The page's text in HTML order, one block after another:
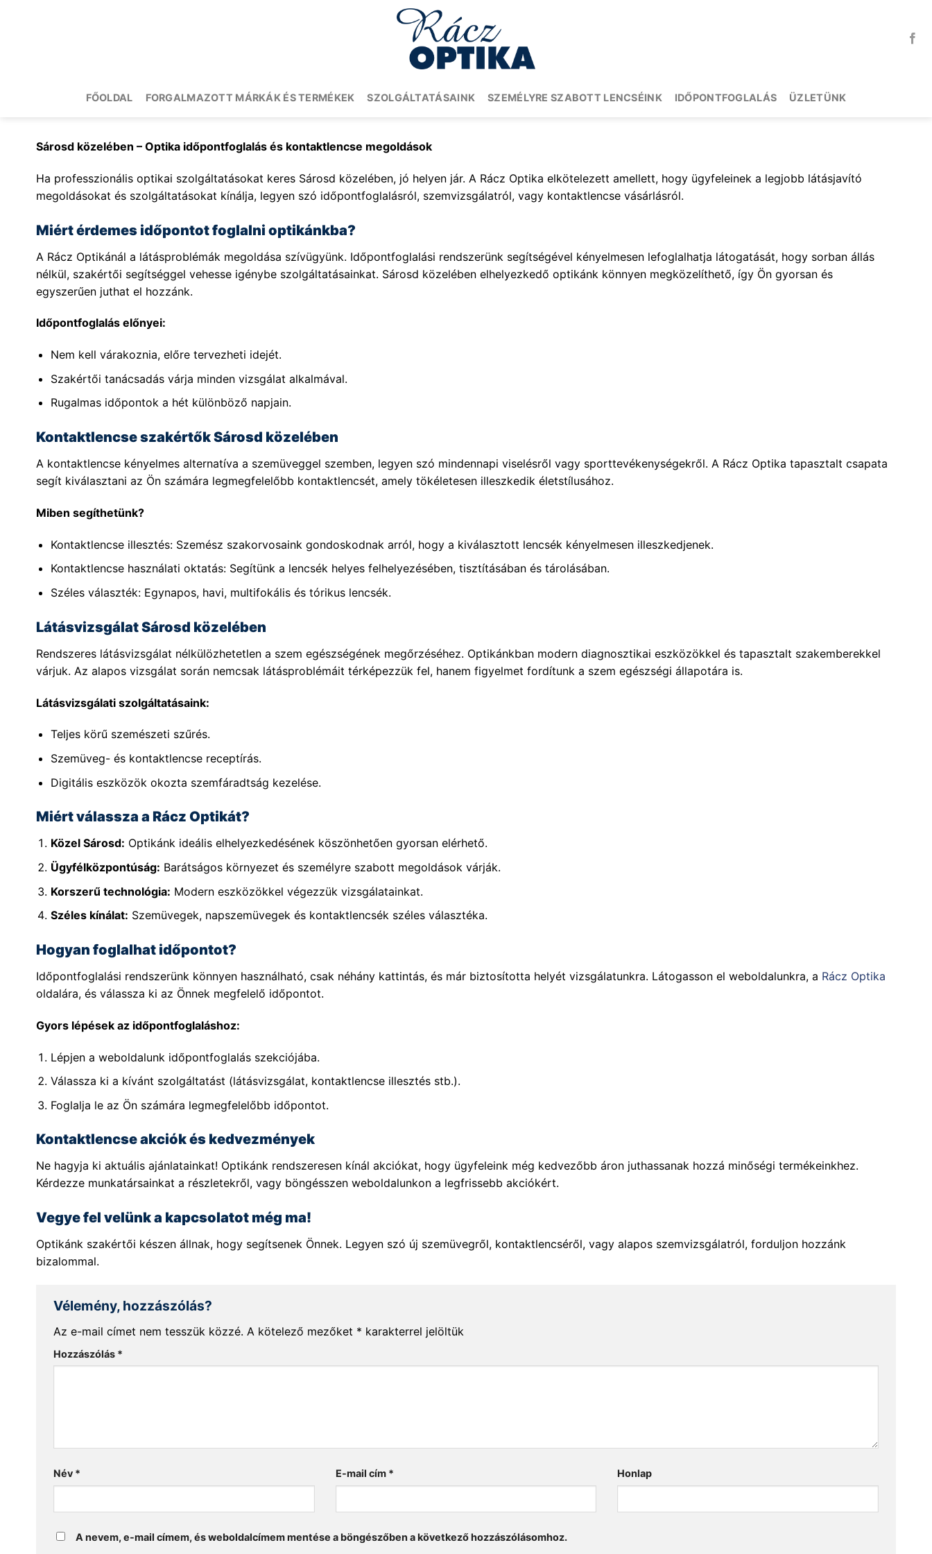
FŐOLDAL FORGALMAZOTT MÁRKÁK ÉS TERMÉKEK SZOLGÁLTATÁSAINK SZEMÉLYRE SZABOTT LENCSÉINK IDŐPONTFOGLALÁS ÜZLETÜNK
Sárosd közelében – Optika időpontfoglalás és kontaktlencse megoldások
Ha professzionális optikai szolgáltatásokat keres Sárosd közelében, jó helyen jár. A Rácz Optika elkötelezett amellett, hogy ügyfeleinek a legjobb látásjavító
megoldásokat és szolgáltatásokat kínálja, legyen szó időpontfoglalásról, szemvizsgálatról, vagy kontaktlencse vásárlásról.
Miért érdemes időpontot foglalni optikánkba?
A Rácz Optikánál a látásproblémák megoldása szívügyünk. Időpontfoglalási rendszerünk segítségével kényelmesen lefoglalhatja látogatását, hogy sorban állás
nélkül, szakértői segítséggel vehesse igénybe szolgáltatásainkat. Sárosd közelében elhelyezkedő optikánk könnyen megközelíthető, így Ön gyorsan és
egyszerűen juthat el hozzánk.
Időpontfoglalás előnyei:
Nem kell várakoznia, előre tervezheti idejét.
Szakértői tanácsadás várja minden vizsgálat alkalmával.
Rugalmas időpontok a hét különböző napjain.
Kontaktlencse szakértők Sárosd közelében
A kontaktlencse kényelmes alternatíva a szemüveggel szemben, legyen szó mindennapi viselésről vagy sporttevékenységekről. A Rácz Optika tapasztalt csapata
segít kiválasztani az Ön számára legmegfelelőbb kontaktlencsét, amely tökéletesen illeszkedik életstílusához.
Miben segíthetünk?
Kontaktlencse illesztés: Szemész szakorvosaink gondoskodnak arról, hogy a kiválasztott lencsék kényelmesen illeszkedjenek.
Kontaktlencse használati oktatás: Segítünk a lencsék helyes felhelyezésében, tisztításában és tárolásában.
Széles választék: Egynapos, havi, multifokális és tórikus lencsék.
Látásvizsgálat Sárosd közelében
Rendszeres látásvizsgálat nélkülözhetetlen a szem egészségének megőrzéséhez. Optikánkban modern diagnosztikai eszközökkel és tapasztalt szakemberekkel
várjuk. Az alapos vizsgálat során nemcsak látásproblémáit térképezzük fel, hanem figyelmet fordítunk a szem egészségi állapotára is.
Látásvizsgálati szolgáltatásaink:
Teljes körű szemészeti szűrés.
Szemüveg- és kontaktlencse receptírás.
Digitális eszközök okozta szemfáradtság kezelése.
Miért válassza a Rácz Optikát?
Közel Sárosd: Optikánk ideális elhelyezkedésének köszönhetően gyorsan elérhető.
Ügyfélközpontúság: Barátságos környezet és személyre szabott megoldások várják.
Korszerű technológia: Modern eszközökkel végezzük vizsgálatainkat.
Széles kínálat: Szemüvegek, napszemüvegek és kontaktlencsék széles választéka.
Hogyan foglalhat időpontot?
Időpontfoglalási rendszerünk könnyen használható, csak néhány kattintás, és már biztosította helyét vizsgálatunkra. Látogasson el weboldalunkra, a Rácz Optika
oldalára, és válassza ki az Önnek megfelelő időpontot.
Gyors lépések az időpontfoglaláshoz:
Lépjen a weboldalunk időpontfoglalás szekciójába.
Válassza ki a kívánt szolgáltatást (látásvizsgálat, kontaktlencse illesztés stb.).
Foglalja le az Ön számára legmegfelelőbb időpontot.
Kontaktlencse akciók és kedvezmények
Ne hagyja ki aktuális ajánlatainkat! Optikánk rendszeresen kínál akciókat, hogy ügyfeleink még kedvezőbb áron juthassanak hozzá minőségi termékeinkhez.
Kérdezze munkatársainkat a részletekről, vagy böngésszen weboldalunkon a legfrissebb akciókért.
Vegye fel velünk a kapcsolatot még ma!
Optikánk szakértői készen állnak, hogy segítsenek Önnek. Legyen szó új szemüvegről, kontaktlencséről, vagy alapos szemvizsgálatról, forduljon hozzánk
bizalommal.
Vélemény, hozzászólás?
Az e-mail címet nem tesszük közzé. A kötelező mezőket * karakterrel jelöltük
Hozzászólás *
Név * E-mail cím * Honlap
A nevem, e-mail címem, és weboldalcímem mentése a böngészőben a következő hozzászólásomhoz.